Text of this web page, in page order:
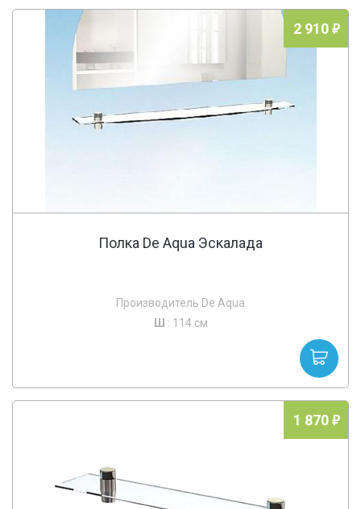
2 910
Полка De Aqua Эскалада
Производитель De Aqua
Ш : 114 см
1 870